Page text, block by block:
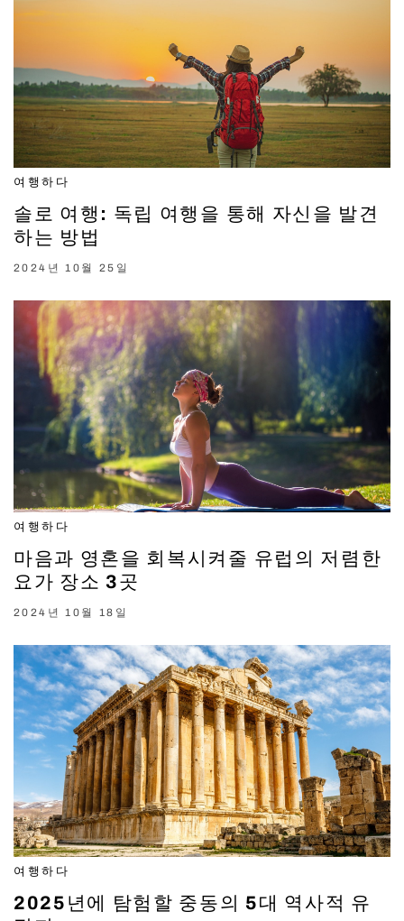
여행하다
솔로 여행: 독립 여행을 통해 자신을 발견
하는 방법
2024년 10월 25일
여행하다
마음과 영혼을 회복시켜줄 유럽의 저렴한
요가 장소 3곳
2024년 10월 18일
여행하다
2025년에 탐험할 중동의 5대 역사적 유